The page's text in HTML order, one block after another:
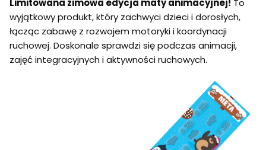
wyjątkowy produkt, który zachwyci dzieci i dorosłych,
łącząc zabawę z rozwojem motoryki i koordynacji
ruchowej. Doskonale sprawdzi się podczas animacji,
zajęć integracyjnych i aktywności ruchowych.